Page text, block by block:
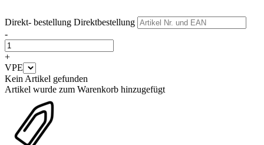
Direkt- bestellung Direktbestellung
-
+
VPE
Kein Artikel gefunden
Artikel wurde zum Warenkorb hinzugefügt